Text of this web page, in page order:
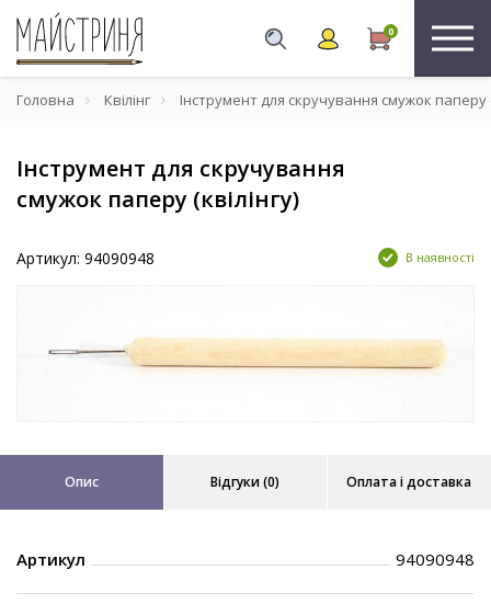
0
Головна Квілінг Інструмент для скручування смужок паперу
Інструмент для скручування
смужок паперу (квілінгу)
Артикул: 94090948 В наявності
Опис Відгуки (0) Оплата і доставка
Артикул 94090948